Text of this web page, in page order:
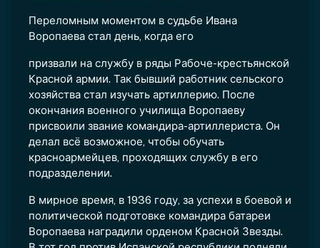
Переломным моментом в судьбе Ивана
Воропаева стал день, когда его
призвали на службу в ряды Рабоче-крестьянской
Красной армии. Так бывший работник сельского
хозяйства стал изучать артиллерию. После
окончания военного училища Воропаеву
присвоили звание командира-артиллериста. Он
делал всё возможное, чтобы обучать
красноармейцев, проходящих службу в его
подразделении.
В мирное время, в 1936 году, за успехи в боевой и
политической подготовке командира батареи
Воропаева наградили орденом Красной Звезды.